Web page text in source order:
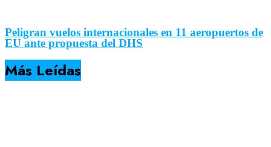
Peligran vuelos internacionales en 11 aeropuertos de
EU ante propuesta del DHS
Más Leídas